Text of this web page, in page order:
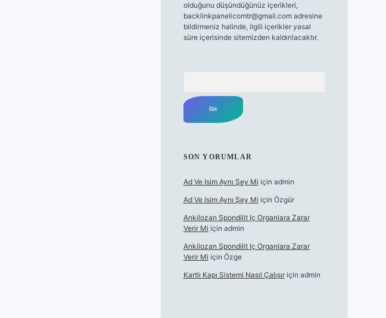
olduğunu düşündüğünüz içerikleri,
backlinkpanelicomtr@gmail.comadresine
bildirmeniz halinde, ilgili içerikler yasal
süre içerisinde sitemizden kaldırılacaktır.
SON YORUMLAR
Ad Ve Isim Aynı Şey Mi için admin
Ad Ve Isim Aynı Şey Mi için Özgür
Ankilozan Spondilit Iç Organlara Zarar
Verir Mi için admin
Ankilozan Spondilit Iç Organlara Zarar
Verir Mi için Özge
Kartlı Kapı Sistemi Nasıl Çalışıriçin admin